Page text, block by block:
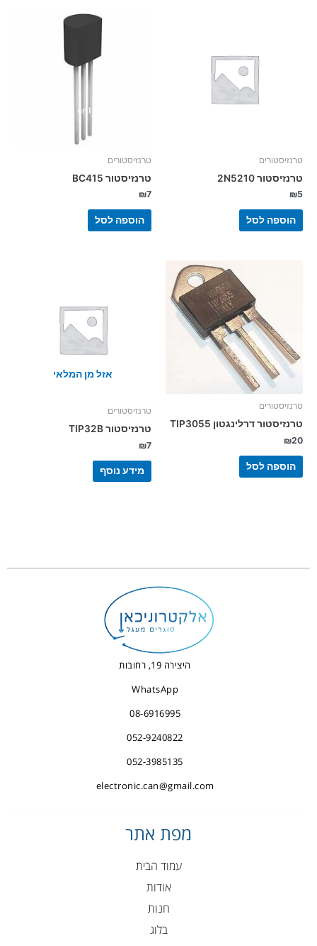
טרנזיסטורים
טרנזיסטור 2N5210
₪5
הוספה לסל
טרנזיסטורים
טרנזיסטור BC415
₪7
הוספה לסל
טרנזיסטורים
טרנזיסטור דרלינגטון TIP3055
₪20
הוספה לסל
אזל מן המלאי
טרנזיסטורים
טרנזיסטור TIP32B
₪7
מידע נוסף
היצירה 19, רחובות
WhatsApp
08-6916995
052-9240822
052-3985135
electronic.can@gmail.com
מפת אתר
עמוד הבית
אודות
חנות
בלוג